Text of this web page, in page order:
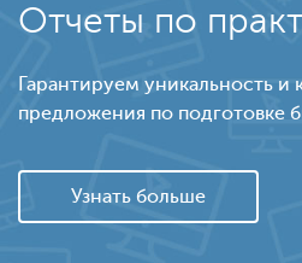
Отчеты по
Гарантируем уникальность и
предложения по подготовке
Узнать больше